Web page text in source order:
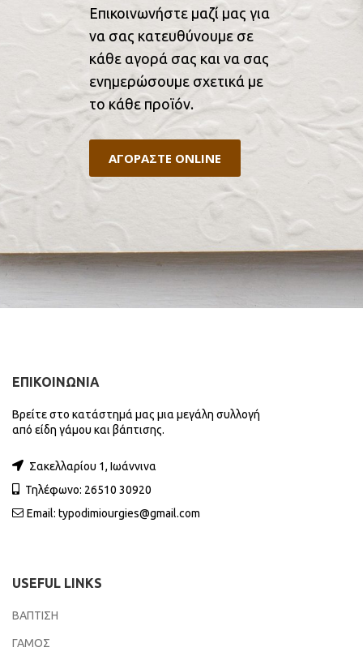
Επικοινωνήστε μαζί μας για
να σας κατευθύνουμε σε
κάθε αγορά σας και να σας
ενημερώσουμε σχετικά με
το κάθε προϊόν.
ΑΓΟΡΑΣΤΕ ONLINE
ΕΠΙΚΟΙΝΩΝΙΑ
Βρείτε στο κατάστημά μας μια μεγάλη συλλογή
από είδη γάμου και βάπτισης.
Σακελλαρίου 1, Ιωάννινα
Τηλέφωνο: 26510 30920
Email: typodimiourgies@gmail.com
USEFUL LINKS
ΒΑΠΤΙΣΗ
ΓΑΜΟΣ